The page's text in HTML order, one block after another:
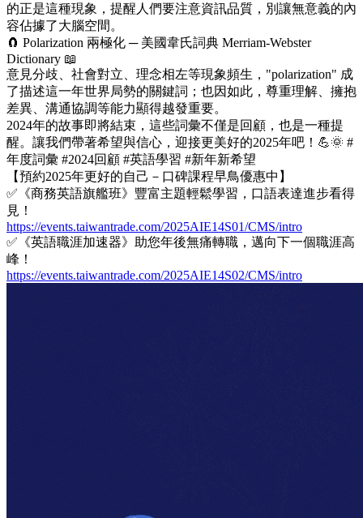
的正是這種現象，提醒人們要注意資訊品質，別讓無意義的內
容佔據了大腦空間。
🧲 Polarization 兩極化 ─ 美國韋氏詞典 Merriam-Webster
Dictionary 📖
意見分歧、社會對立、理念相左等現象頻生，"polarization" 成
了描述這一年世界局勢的關鍵詞；也因如此，尊重理解、擁抱
差異、溝通協調等能力顯得越發重要。
2024年的故事即將結束，這些詞彙不僅是回顧，也是一種提
醒。讓我們帶著希望與信心，迎接更美好的2025年吧！💪🌞 #
年度詞彙 #2024回顧 #英語學習 #新年新希望
【預約2025年更好的自己－口碑課程早鳥優惠中】
✅《商務英語旗艦班》豐富主題輕鬆學習，口語表達進步看得
見！
https://events.taiwantrade.com/2025AIE14S01/CMS/intro
✅《英語職涯加速器》助您年後無痛轉職，邁向下一個職涯高
峰！
https://events.taiwantrade.com/2025AIE14S02/CMS/intro